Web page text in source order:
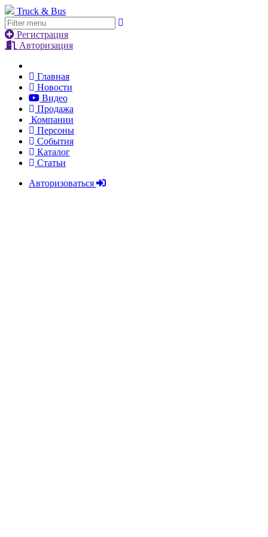
Truck & Bus
Регистрация
Авторизация
Главная
Новости
Видео
Продажа
Компании
Персоны
События
Каталог
Статьи
Авторизоваться